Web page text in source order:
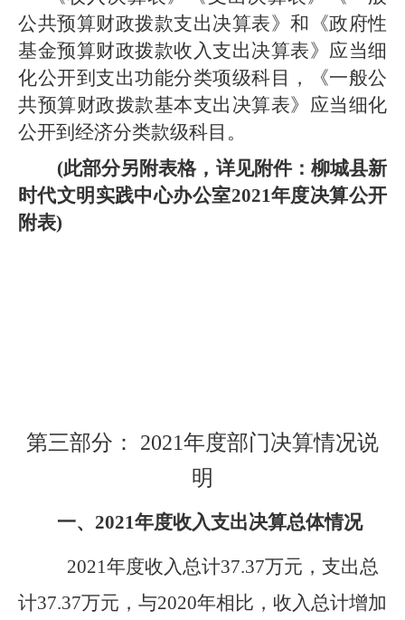
公共预算财政拨款支出决算表》和《政府性
基金预算财政拨款收入支出决算表》应当细
化公开到支出功能分类项级科目，《一般公
共预算财政拨款基本支出决算表》应当细化
公开到经济分类款级科目。
(此部分另附表格，详见附件：柳城县新
时代文明实践中心办公室2021年度决算公开
附表)
第三部分： 2021年度部门决算情况说
明
一、 2021年度收入支出决算总体情况
2021年度收入总计37.37万元，支出总
计37.37万元，与2020年相比，收入总计增加